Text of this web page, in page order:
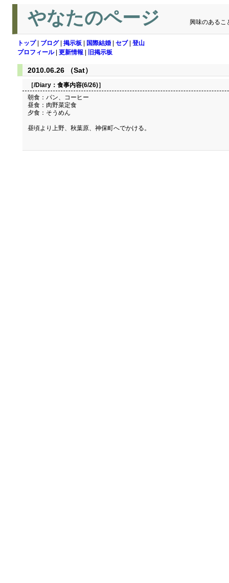
やなたのページ 興味のあるこ
トップ| ブログ| 掲示板 国際結婚 セブ| 登山
プロフィール| 更新情報 旧掲示板
2010.06.26 （Sat）
［/Diary： 食事内容(6/26)］
朝食：パン、コーヒー
昼食：肉野菜定食
夕食：そうめん
昼頃より上野、秋葉原、神保町へでかける。